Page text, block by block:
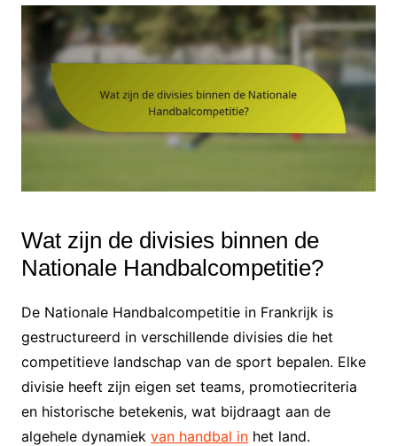
Wat zijn de divisies binnen de
Nationale Handbalcompetitie?
De Nationale Handbalcompetitie in Frankrijk is
gestructureerd in verschillende divisies die het
competitieve landschap van de sport bepalen. Elke
divisie heeft zijn eigen set teams, promotiecriteria
en historische betekenis, wat bijdraagt aan de
algehele dynamiek van handbal inhet land.